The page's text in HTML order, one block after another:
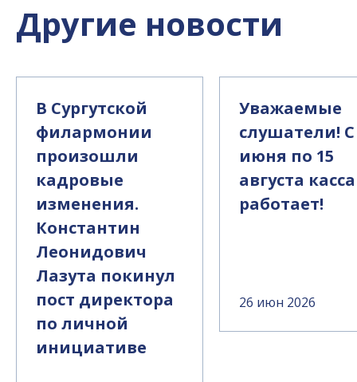
Другие новости
В Сургутской
филармонии
произошли
кадровые
изменения.
Константин
Леонидович
Лазута покинул
пост директора
по личной
инициативе
Уважаемые
слушатели! С
июня по 15
августа
работает!
26 июн 2026